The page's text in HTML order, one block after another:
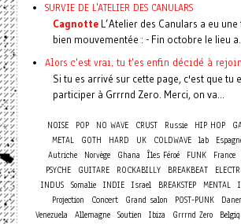
SURVIE DE L'ATELIER DES CANULARS
CagnotteL’Atelier des Canulars a eu une
bien mouvementée : - Fin octobre le lieu
Alors c'est vrai, tu t'es enfin décidé à
Si tu es arrivé sur cette page, c'est que tu
participer à Grrrnd Zero. Merci, on va...
NOISE POP NO WAVE CRUST Russie HIP HOP
METAL
GOTH HARD UK COLDWAVE lab
Autriche
Norvège Ghana Îles Féroé FUNK France
PSYCHE
GUITARE ROCKABILLY BREAKBEAT
INDUS
Somalie INDIE Israel BREAKSTEP MENTAL
Projection
Concert Grand salon POST-PUNK
Venezuela
Allemagne Soutien Ibiza Grrrnd Zero